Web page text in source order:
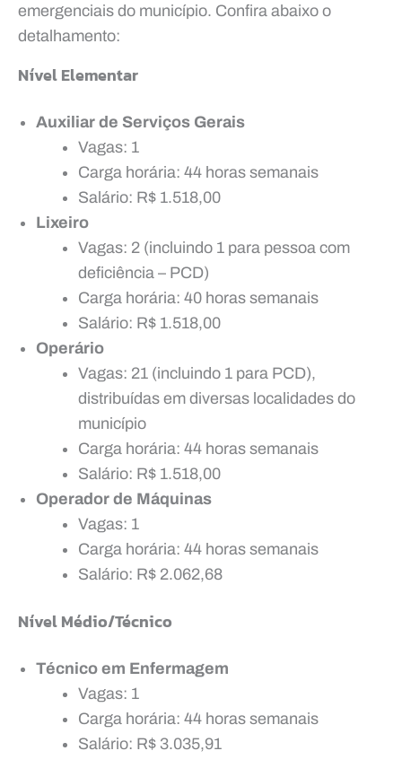
emergenciais do município. Confira abaixo o
detalhamento:
Nível Elementar
Auxiliar de Serviços Gerais
Vagas: 1
Carga horária: 44 horas semanais
Salário: R$ 1.518,00
Lixeiro
Vagas: 2 (incluindo 1 para pessoa com
deficiência – PCD)
Carga horária: 40 horas semanais
Salário: R$ 1.518,00
Operário
Vagas: 21 (incluindo 1 para PCD),
distribuídas em diversas localidades do
município
Carga horária: 44 horas semanais
Salário: R$ 1.518,00
Operador de Máquinas
Vagas: 1
Carga horária: 44 horas semanais
Salário: R$ 2.062,68
Nível Médio/Técnico
Técnico em Enfermagem
Vagas: 1
Carga horária: 44 horas semanais
Salário: R$ 3.035,91